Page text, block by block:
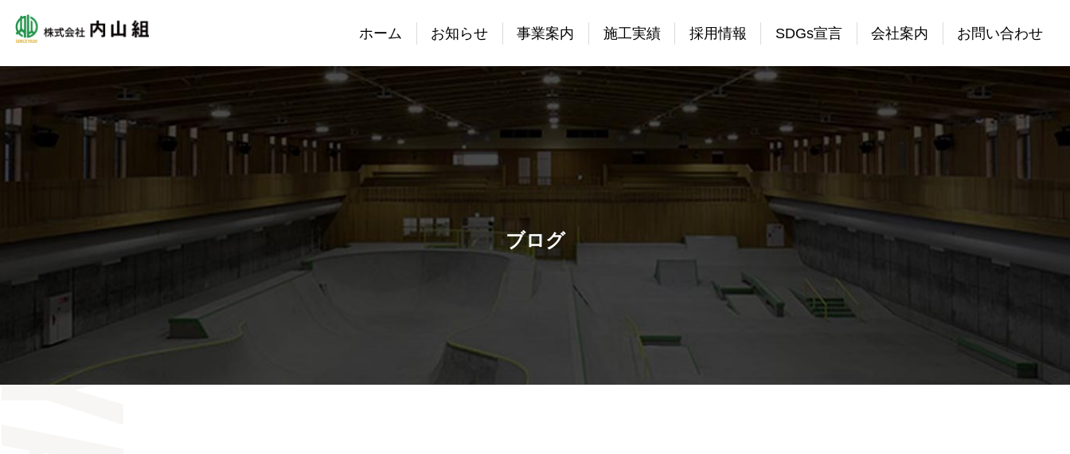
ホーム お知らせ 事業案内 施工実績 採用情報 SDGs宣言 会社案内 お問い合わせ
ブログ